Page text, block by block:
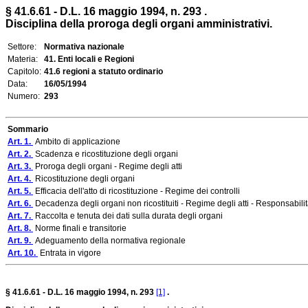
§ 41.6.61 - D.L. 16 maggio 1994, n. 293 .
Disciplina della proroga degli organi amministrativi.
Settore:
Normativa nazionale
Materia:
41. Enti locali e Regioni
Capitolo: 41.6 regioni a statuto ordinario
Data:
16/05/1994
Numero: 293
Sommario
Art. 1. Ambito di applicazione
Art. 2. Scadenza e ricostituzione degli organi
Art. 3. Proroga degli organi - Regime degli atti
Art. 4. Ricostituzione degli organi
Art. 5. Efficacia dell'atto di ricostituzione - Regime dei controlli
Art. 6. Decadenza degli organi non ricostituiti - Regime degli atti -
Art. 7. Raccolta e tenuta dei dati sulla durata degli organi
Art. 8. Norme finali e transitorie
Art. 9. Adeguamento della normativa regionale
Art. 10. Entrata in vigore
§ 41.6.61 - D.L. 16 maggio 1994, n. 293 [1] .